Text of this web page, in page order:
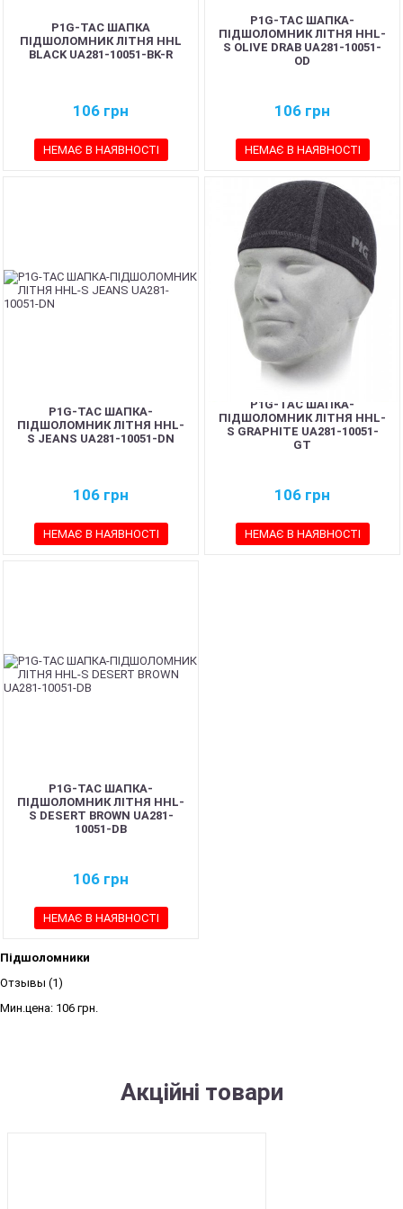
P1G-TAC ШАПКА
ПІДШОЛОМНИК ЛІТНЯ HHL
BLACK UA281-10051-BK-R
106 грн
НЕМАЄ В НАЯВНОСТІ
P1G-TAC ШАПКА-
ПІДШОЛОМНИК ЛІТНЯ HHL-
S OLIVE DRAB UA281-10051-
OD
106 грн
НЕМАЄ В НАЯВНОСТІ
P1G-TAC ШАПКА-
ПІДШОЛОМНИК ЛІТНЯ HHL-
S JEANS UA281-10051-DN
106 грн
НЕМАЄ В НАЯВНОСТІ
P1G-TAC ШАПКА-
ПІДШОЛОМНИК ЛІТНЯ HHL-
S GRAPHITE UA281-10051-
GT
106 грн
НЕМАЄ В НАЯВНОСТІ
P1G-TAC ШАПКА-
ПІДШОЛОМНИК ЛІТНЯ HHL-
S DESERT BROWN UA281-
10051-DB
106 грн
НЕМАЄ В НАЯВНОСТІ
Підшоломники
Отзывы (1)
Мин.цена: 106 грн.
Акційні товари